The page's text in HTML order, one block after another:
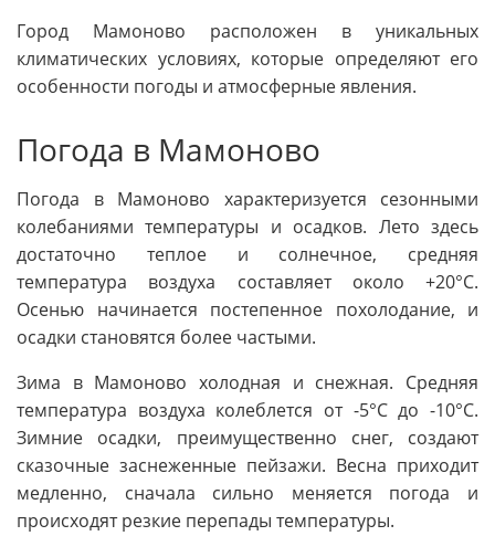
Город Мамоново расположен в уникальных
климатических условиях, которые определяют его
особенности погоды и атмосферные явления.
Погода в Мамоново
Погода в Мамоново характеризуется сезонными
колебаниями температуры и осадков. Лето здесь
достаточно теплое и солнечное, средняя
температура воздуха составляет около +20°C.
Осенью начинается постепенное похолодание, и
осадки становятся более частыми.
Зима в Мамоново холодная и снежная. Средняя
температура воздуха колеблется от -5°C до -10°C.
Зимние осадки, преимущественно снег, создают
сказочные заснеженные пейзажи. Весна приходит
медленно, сначала сильно меняется погода и
происходят резкие перепады температуры.